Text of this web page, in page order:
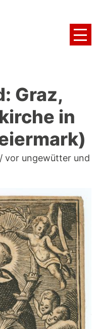
Graz,
in
vor ungewütter und